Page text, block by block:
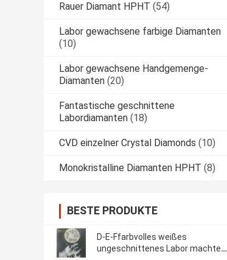
Rauer Diamant HPHT (54)
Labor gewachsene farbige Diamanten
(10)
Labor gewachsene Handgemenge-
Diamanten (20)
Fantastische geschnittene
Labordiamanten (18)
CVD einzelner Crystal Diamonds (10)
Monokristalline Diamanten HPHT (8)
BESTE PRODUKTE
D-E-Ffarbvolles weißes
ungeschnittenes Labor machte